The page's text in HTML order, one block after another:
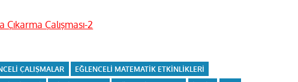
Çalışması-2
ÇALIŞMALAR
EĞLENCELI MATEMATIK ETKINLIKLERI